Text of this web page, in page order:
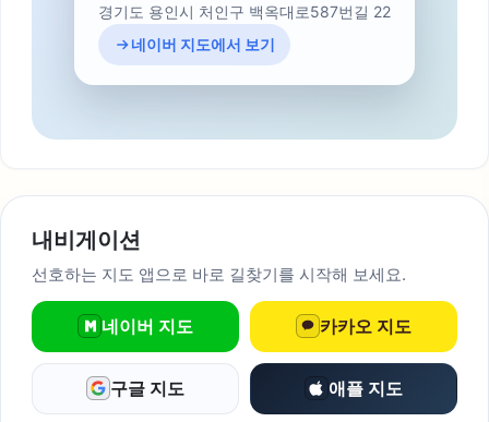
경기도 용인시 처인구 백옥대로587번길 22
네이버 지도에서 보기
내비게이션
선호하는 지도 앱으로 바로 길찾기를 시작해 보세요.
네이버 지도 카카오 지도
구글 지도 애플 지도